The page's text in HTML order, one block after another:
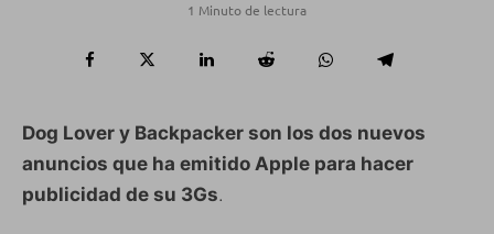
1 Minuto de lectura
Dog Lover y Backpacker son los dos nuevos
anuncios que ha emitido Apple para hacer
publicidad de su 3Gs.